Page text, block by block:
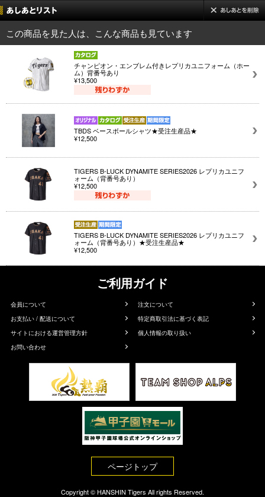
この商品を見た人は、こんな商品も見ています
チャンピオン・エンブレム付きレプリカユニフォーム（ホー
ム）背番号あり
¥13,500
TBDS ベースボールシャツ★受注生産品★
¥12,500
TIGERS B-LUCK DYNAMITE SERIES2026 レプリカユニフ
ォーム（背番号あり）
¥12,500
TIGERS B-LUCK DYNAMITE SERIES2026 レプリカユニフ
ォーム（背番号あり）★受注生産品★
¥12,500
ご利用ガイド
会員について
注文について
お支払い / 配送について
特定商取引法に基づく表記
サイトにおける運営管理方針
個人情報の取り扱い
お問い合わせ
ページトップ
Copyright © HANSHIN Tigers All rights Reserved.